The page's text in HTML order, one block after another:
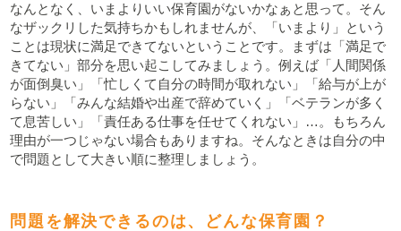
なんとなく、いまよりいい保育園がないかなぁと思って。そん
なザックリした気持ちかもしれませんが、「いまより」という
ことは現状に満足できてないということです。まずは「満足で
きてない」部分を思い起こしてみましょう。例えば「人間関係
が面倒臭い」「忙しくて自分の時間が取れない」「給与が上が
らない」「みんな結婚や出産で辞めていく」「ベテランが多く
て息苦しい」「責任ある仕事を任せてくれない」…。もちろん
理由が一つじゃない場合もありますね。そんなときは自分の中
で問題として大きい順に整理しましょう。
問題を解決できるのは、どんな保育園？